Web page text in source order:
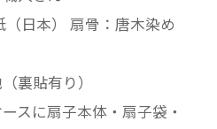
日本） 扇骨：唐木染め
裏貼有り）
スに扇子本体・扇子袋・